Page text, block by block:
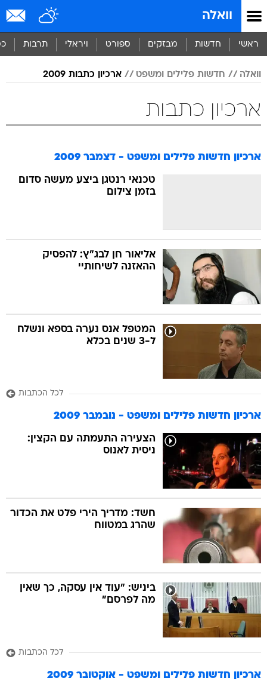
וואלה
ראשי חדשות מבזקים ספורט ויראלי תרבות
וואלה חדשות פלילים ומשפט ארכיון כתבות 2009
ארכיון כתבות
ארכיון חדשות פלילים ומשפט - דצמבר 2009
טכנאי רנטגן ביצע מעשה סדום
בזמן צילום
אליאור חן לבג"ץ: להפסיק
ההאזנה לשיחותיי
המטפל אנס נערה בספא ונשלח
ל-3 שנים בכלא
לכל הכתבות
ארכיון חדשות פלילים ומשפט - נובמבר 2009
הצעירה התעמתה עם הקצין:
ניסית לאנוס
חשד: מדריך הירי פלט את הכדור
שהרג במטווח
ביניש: "עוד אין עסקה, כך שאין
מה לפרסם"
לכל הכתבות
ארכיון חדשות פלילים ומשפט - אוקטובר 2009